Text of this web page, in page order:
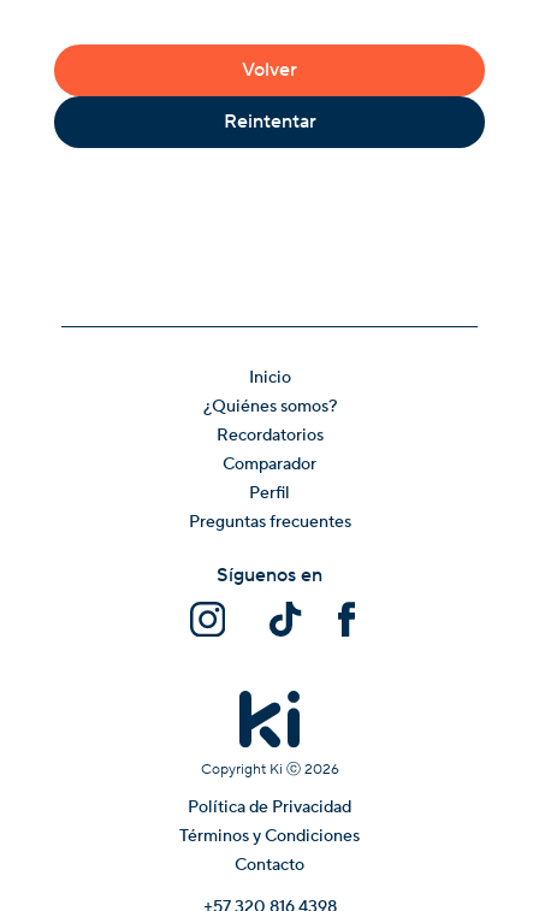
Volver
Reintentar
Inicio
¿Quiénes somos?
Recordatorios
Comparador
Perfil
Preguntas frecuentes
Copyright Ki ⓒ 2026
Política de Privacidad
Términos y Condiciones
Contacto
Síguenos en